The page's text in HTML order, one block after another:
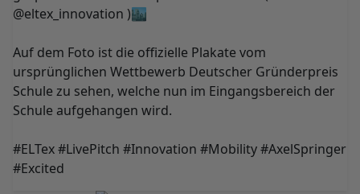
@eltex_innovation )🏙️
Auf dem Foto ist die offizielle Plakate vom
ursprünglichen Wettbewerb Deutscher Gründerpreis
Schule zu sehen, welche nun im Eingangsbereich der
Schule aufgehangen wird.
#ELTex #LivePitch #Innovation #Mobility #AxelSpringer
#Excited